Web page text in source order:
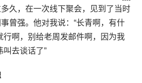
久，在一次线下聚会，见到了当时
曾强。他对我说：“长青啊，有什
行啊，别给老周发邮件啊，因为我
叫去谈话了”